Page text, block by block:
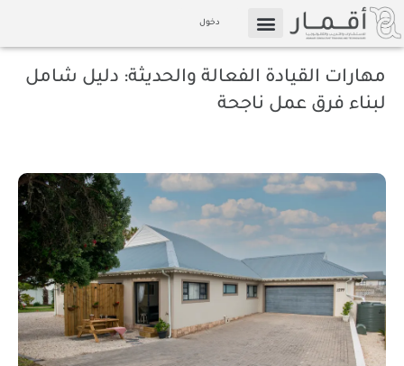
تخطي
إلى
دخول
مهارات القيادة الفعالة والحديثة: دليل شامل
لبناء فرق عمل ناجحة